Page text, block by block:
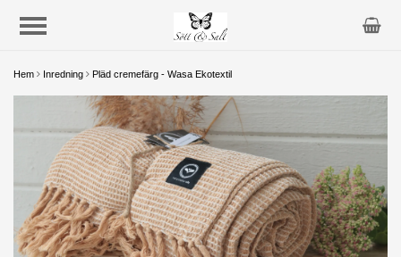
Hem Inredning Pläd cremefärg - Wasa Ekotextil